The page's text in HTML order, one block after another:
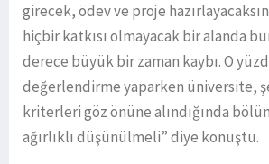
girecek, ödev ve proje
hiçbir katkısı olmayacak bir alanda
derece büyük bir zaman kaybı. O
değerlendirme yaparken üniversite,
kriterleri göz önüne alındığında
ağırlıklı düşünülmeli” diye konuştu.